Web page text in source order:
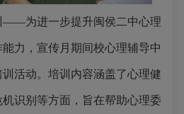
——为进一步提升闽侯二中心理
力，宣传月期间校心理辅导中
活动。培训内容涵盖了心理健
识别等方面，旨在帮助心理委